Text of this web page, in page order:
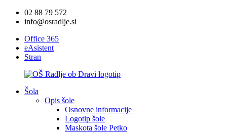
02 88 79 572
info@osradlje.si
Office 365
eAsistent
Stran
Šola
Opis šole
Osnovne informacije
Logotip šole
Maskota šole Petko